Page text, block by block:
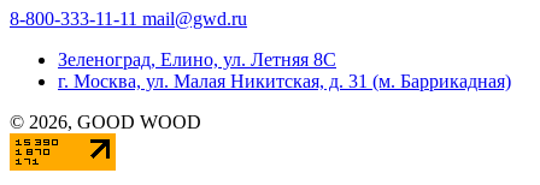
8-800-333-11-11 mail@gwd.ru
Зеленоград, Елино, ул. Летняя 8С
г. Москва, ул. Малая Никитская, д. 31 (м. Баррикадная)
© 2026, GOOD WOOD